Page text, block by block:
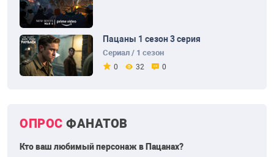
Пацаны 1 сезон 3 серия
Сериал / 1 сезон
0 32 0
ОПРОС ФАНАТОВ
Кто ваш любимый персонаж в Пацанах?